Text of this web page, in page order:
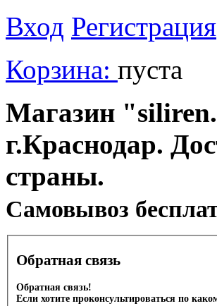
Вход Регистрация
Корзина: пуста
Магазин
г.Краснодар.
страны.
Cамовывоз
Обратная связь
Обратная связь!
Если хотите проконсультироваться по